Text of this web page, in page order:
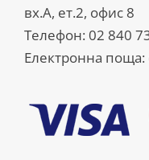
вх.А, ет.2, офис 8
Телефон: 02 840
Електронна поща: